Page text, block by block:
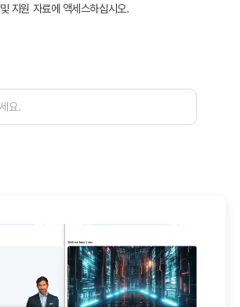
및 지원 자료에 액세스하십시오.